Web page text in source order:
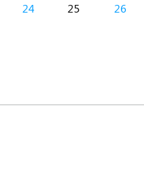
24 25
26